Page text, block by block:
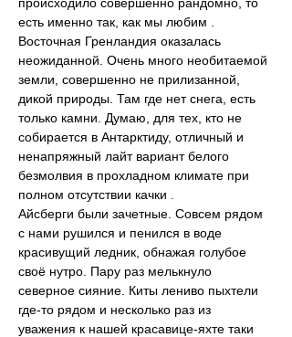
есть именно так, как мы любим .
Восточная Гренландия оказалась
неожиданной. Очень много необитаемой
земли, совершенно не прилизанной,
дикой природы. Там где нет снега, есть
только камни. Думаю, для тех, кто не
собирается в Антарктиду, отличный и
ненапряжный лайт вариант белого
безмолвия в прохладном климате при
полном отсутствии качки .
Айсберги были зачетные. Совсем рядом
с нами рушился и пенился в воде
красивущий ледник, обнажая голубое
своё нутро. Пару раз мелькнуло
северное сияние. Киты лениво пыхтели
где-то рядом и несколько раз из
уважения к нашей красавице-яхте таки